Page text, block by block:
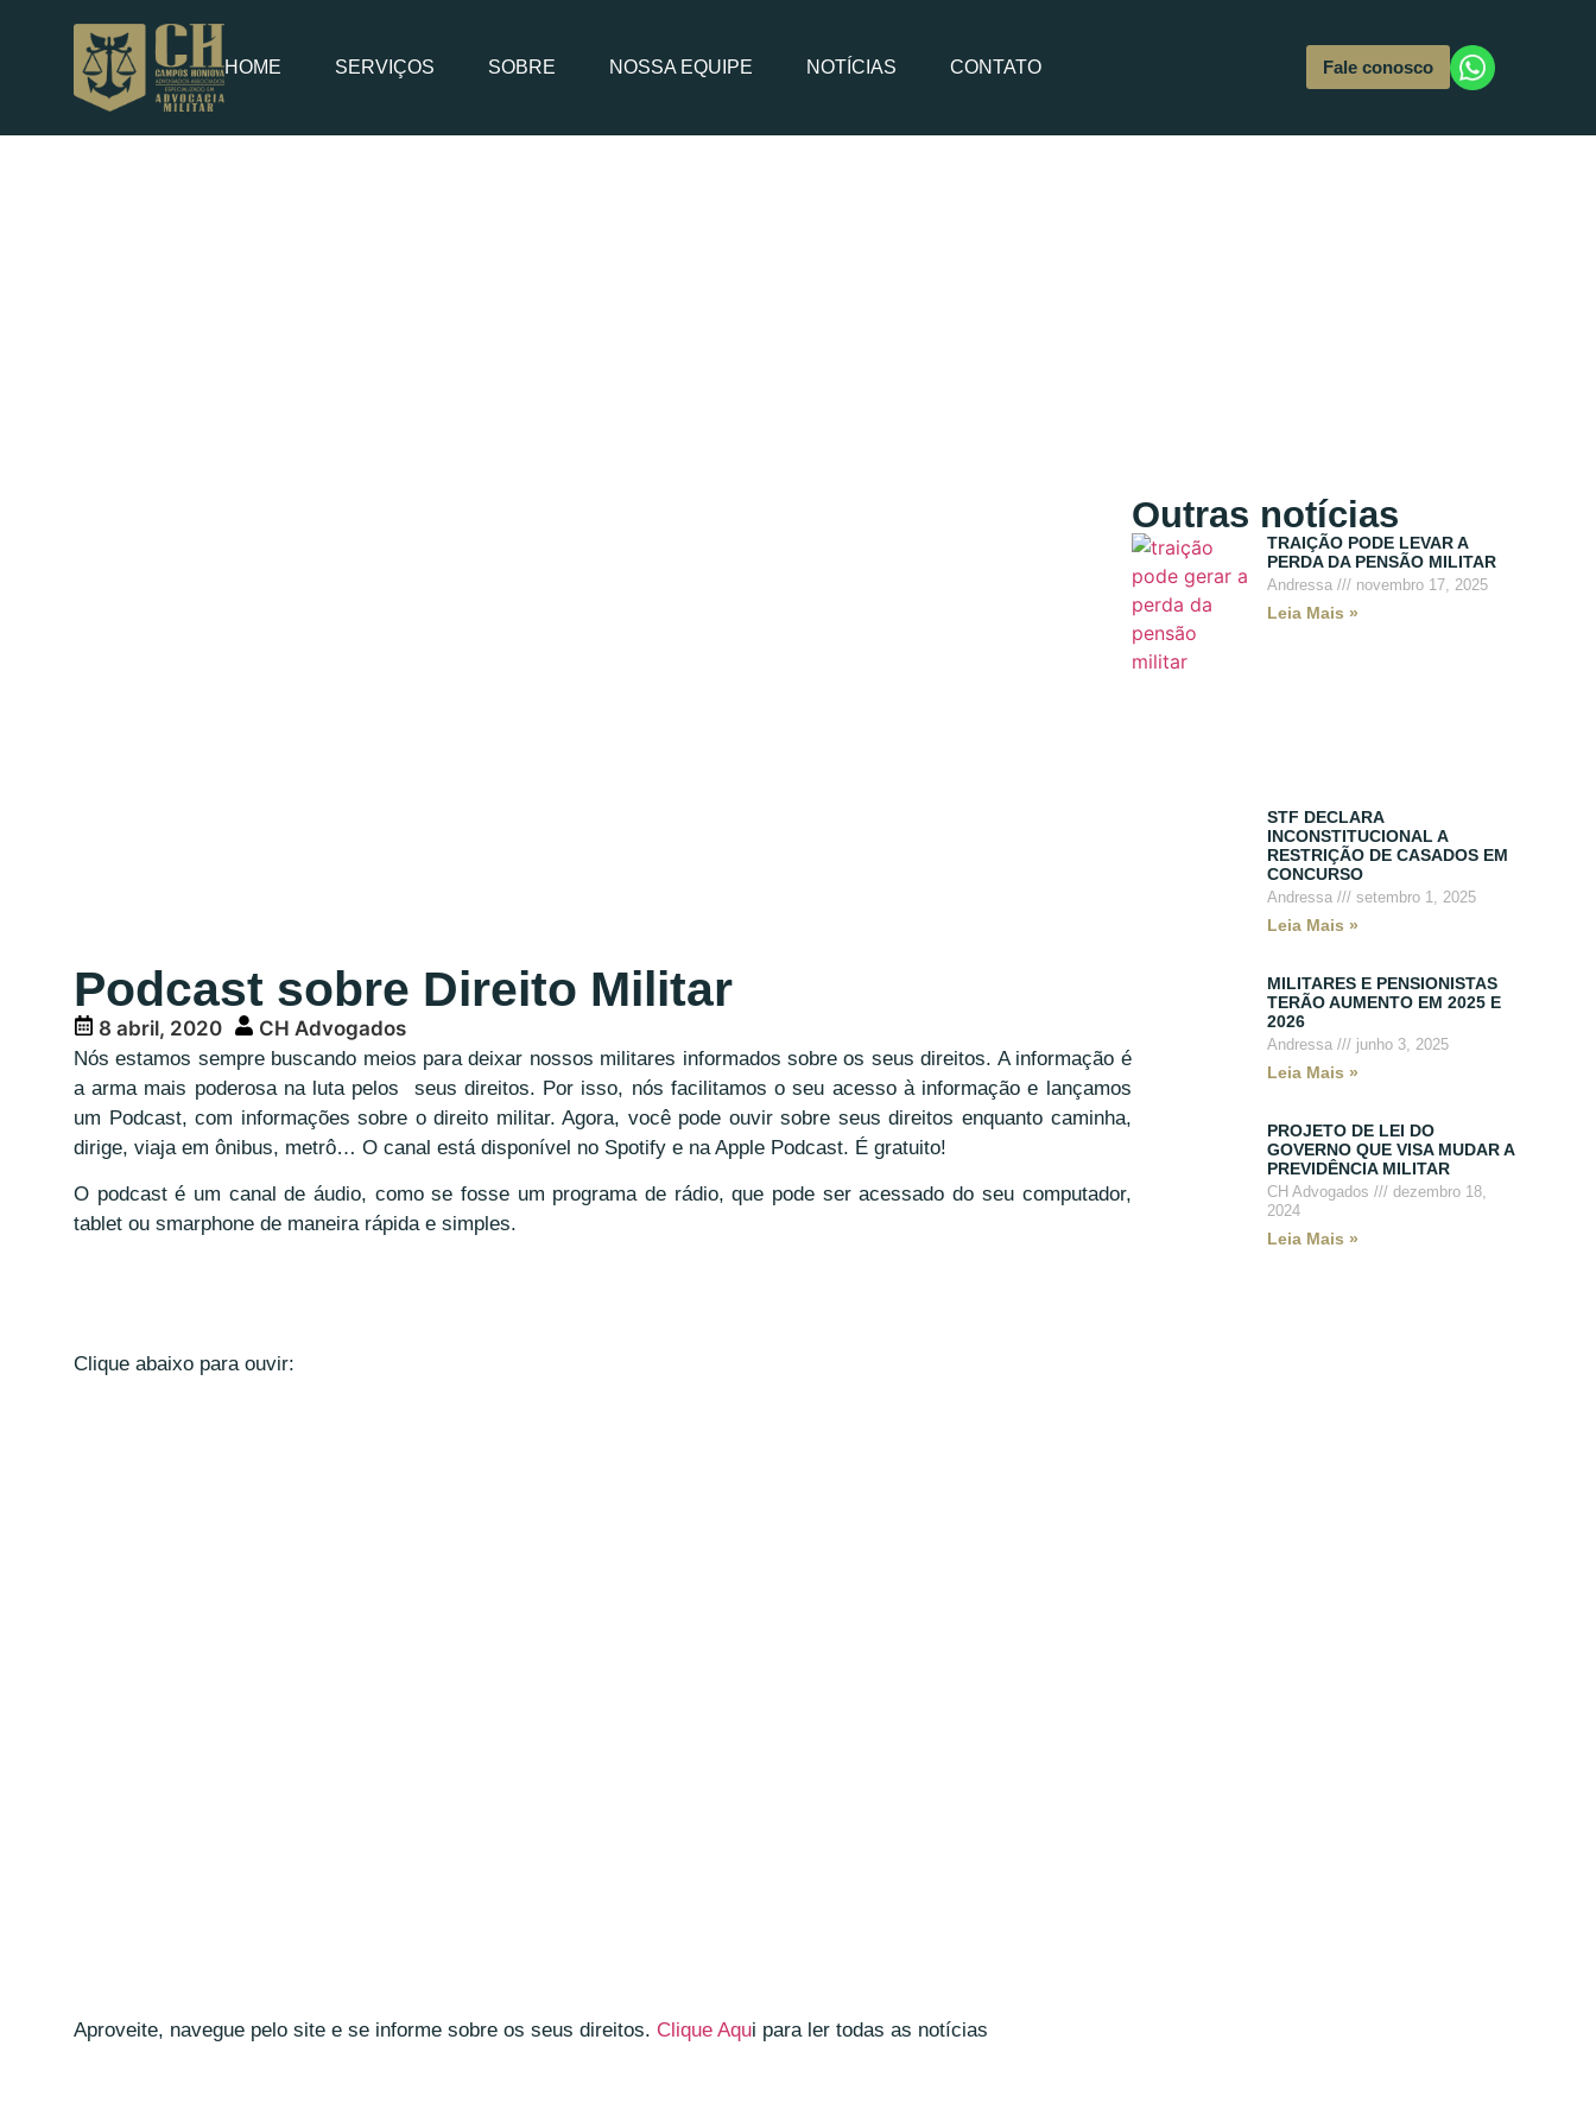
HOME SERVIÇOS SOBRE NOSSA EQUIPE NOTÍCIAS CONTATO Fale conosco
Podcast sobre Direito Militar
8 abril, 2020 CH Advogados
Nós estamos sempre buscando meios para deixar nossos militares informados sobre os seus direitos. A informação é
a arma mais poderosa na luta pelos seus direitos. Por isso, nós facilitamos o seu acesso à informação e lançamos
um Podcast, com informações sobre o direito militar. Agora, você pode ouvir sobre seus direitos enquanto caminha,
dirige, viaja em ônibus, metrô… O canal está disponível no Spotify e na Apple Podcast. É gratuito!
O podcast é um canal de áudio, como se fosse um programa de rádio, que pode ser acessado do seu computador,
tablet ou smarphone de maneira rápida e simples.
Clique abaixo para ouvir:
Aproveite, navegue pelo site e se informe sobre os seus direitos. Clique Aqui para ler todas as notícias
Outras notícias
TRAIÇÃO PODE LEVAR A
PERDA DA PENSÃO MILITAR
Andressa novembro 17, 2025
Leia Mais »
STF DECLARA
INCONSTITUCIONAL A
RESTRIÇÃO DE CASADOS EM
CONCURSO
Andressa setembro 1, 2025
Leia Mais »
MILITARES E PENSIONISTAS
TERÃO AUMENTO EM 2025 E
2026
Andressa junho 3, 2025
Leia Mais »
PROJETO DE LEI DO
GOVERNO QUE VISA MUDAR A
PREVIDÊNCIA MILITAR
CH Advogados
dezembro 18,
2024
Leia Mais »